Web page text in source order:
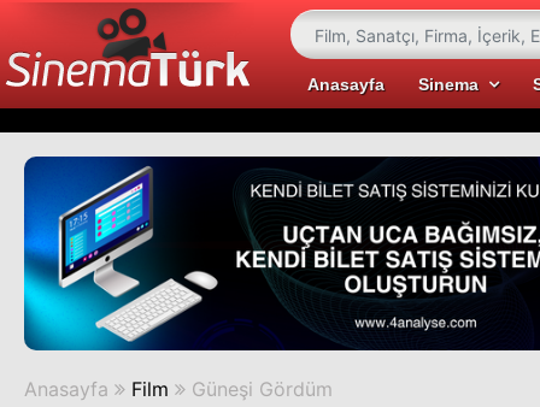
Anasayfa Sinema
Anasayfa Film Güneşi Gördüm